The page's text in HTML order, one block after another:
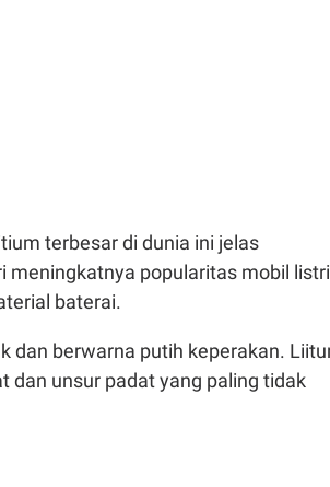
terbesar di dunia ini jelas
meningkatnya popularitas mobil
baterai.
dan berwarna putih keperakan.
dan unsur padat yang paling tidak